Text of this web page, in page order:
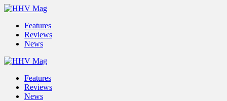
Features
Reviews
News
Features
Reviews
News